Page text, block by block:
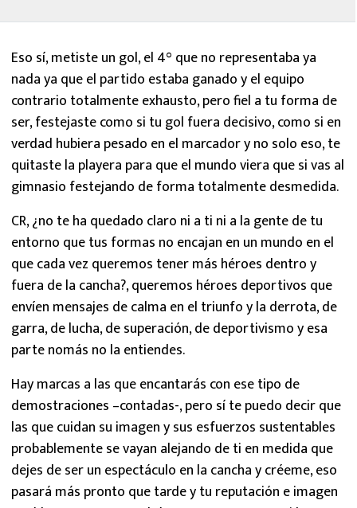
Eso sí, metiste un gol, el 4° que no representaba ya
nada ya que el partido estaba ganado y el equipo
contrario totalmente exhausto, pero fiel a tu forma de
ser, festejaste como si tu gol fuera decisivo, como si en
verdad hubiera pesado en el marcador y no solo eso, te
quitaste la playera para que el mundo viera que si vas al
gimnasio festejando de forma totalmente desmedida.
CR, ¿no te ha quedado claro ni a ti ni a la gente de tu
entorno que tus formas no encajan en un mundo en el
que cada vez queremos tener más héroes dentro y
fuera de la cancha?, queremos héroes deportivos que
envíen mensajes de calma en el triunfo y la derrota, de
garra, de lucha, de superación, de deportivismo y esa
parte nomás no la entiendes.
Hay marcas a las que encantarás con ese tipo de
demostraciones –contadas-, pero sí te puedo decir que
las que cuidan su imagen y sus esfuerzos sustentables
probablemente se vayan alejando de ti en medida que
dejes de ser un espectáculo en la cancha y créeme, eso
pasará más pronto que tarde y tu reputación e imagen